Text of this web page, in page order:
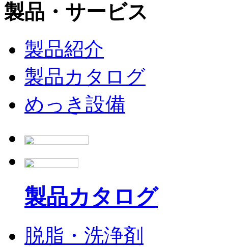
製品・サービス
製品紹介
製品カタログ
めっき設備
製品カタログ
脱脂・洗浄剤